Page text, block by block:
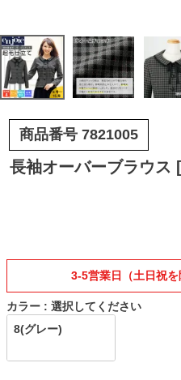
商品番号 7821005
長袖オーバーブラウス
3-5営業日（土日祝
カラー
選択してください
8(グレー)